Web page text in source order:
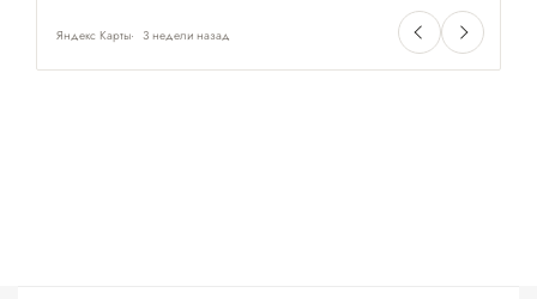
Яндекс Карты 3 недели назад